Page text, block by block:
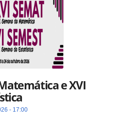
e XVI
- 17:00